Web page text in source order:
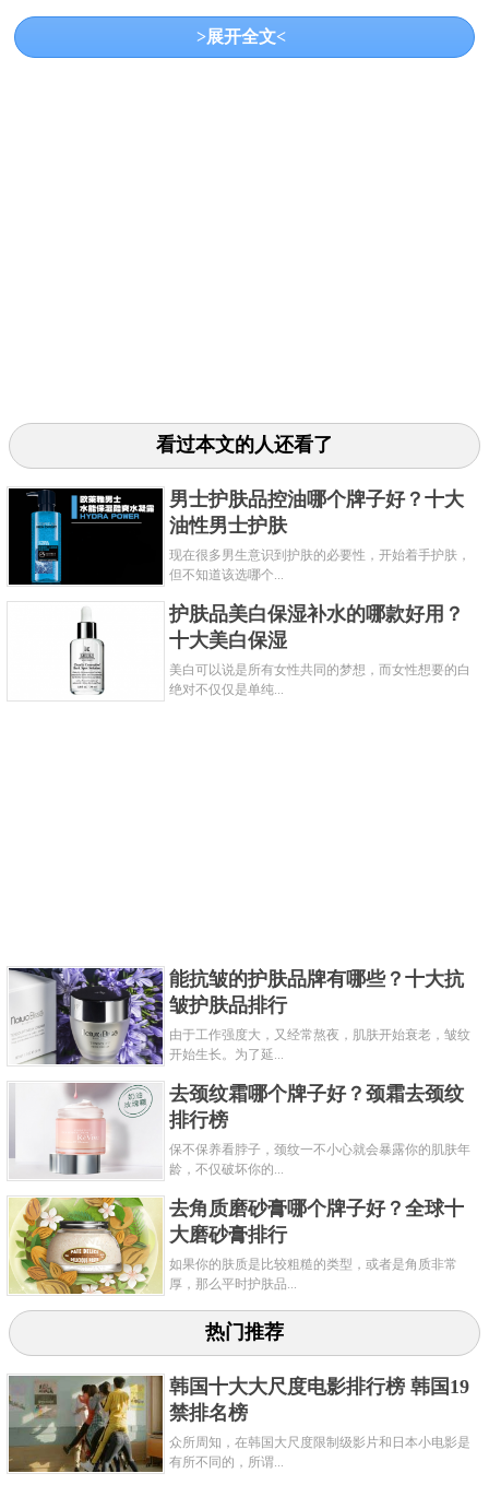
瑕效果超强，无论痘印、色斑还是肤色不匀都能够完
美的隐藏，持妆效果也很好，能够长效不脱妆。
关键字：护肤品
共2页: 1 2 下一页
>展开全文<
看过本文的人还看了
男士护肤品控油哪个牌子好？十大
油性男士护肤
现在很多男生意识到护肤的必要性，开始着手护肤，
但不知道该选哪个...
护肤品美白保湿补水的哪款好用？
十大美白保湿
美白可以说是所有女性共同的梦想，而女性想要的白
绝对不仅仅是单纯...
能抗皱的护肤品牌有哪些？十大抗
皱护肤品排行
由于工作强度大，又经常熬夜，肌肤开始衰老，皱纹
开始生长。为了延...
去颈纹霜哪个牌子好？颈霜去颈纹
排行榜
保不保养看脖子，颈纹一不小心就会暴露你的肌肤年
龄，不仅破坏你的...
去角质磨砂膏哪个牌子好？全球十
大磨砂膏排行
如果你的肤质是比较粗糙的类型，或者是角质非常
厚，那么平时护肤品...
热门推荐
韩国十大大尺度电影排行榜 韩国19
禁排名榜
众所周知，在韩国大尺度限制级影片和日本小电影是
有所不同的，所谓...